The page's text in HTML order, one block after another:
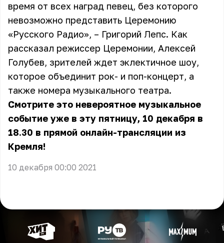
время от всех наград певец, без которого
невозможно представить Церемонию
«Русского Радио», – Григорий Лепс. Как
рассказал режиссер Церемонии, Алексей
Голубев, зрителей ждет эклектичное шоу,
которое объединит рок- и поп-концерт, а
также номера музыкального театра.
Смотрите это невероятное музыкальное
событие уже в эту пятницу, 10 декабря в
18.30 в прямой онлайн-трансляции из
Кремля!
10 декабря 00:00 2021